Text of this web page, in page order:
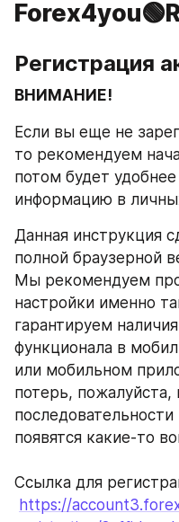
Регистрация
ВНИМАНИЕ!
Если вы еще не
то рекомендуем
потом будет
информацию в
Данная инструкция
полной браузерной
Мы рекомендуем
настройки именно
гарантируем
функционала в
или мобильном
потерь,
появятся какие-то
Ссылка для
https://